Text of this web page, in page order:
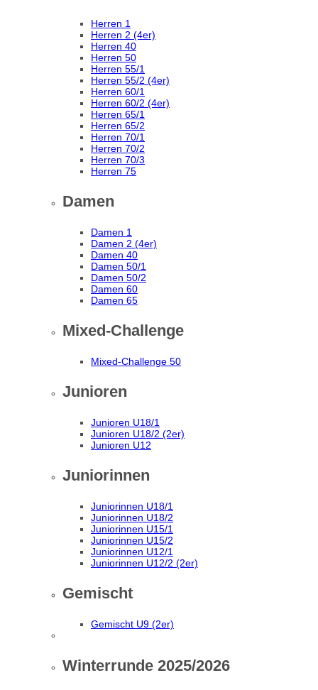
Herren 1
Herren 2 (4er)
Herren 40
Herren 50
Herren 55/1
Herren 55/2 (4er)
Herren 60/1
Herren 60/2 (4er)
Herren 65/1
Herren 65/2
Herren 70/1
Herren 70/2
Herren 70/3
Herren 75
Damen
Damen 1
Damen 2 (4er)
Damen 40
Damen 50/1
Damen 50/2
Damen 60
Damen 65
Mixed-Challenge
Mixed-Challenge 50
Junioren
Junioren U18/1
Junioren U18/2 (2er)
Junioren U12
Juniorinnen
Juniorinnen U18/1
Juniorinnen U18/2
Juniorinnen U15/1
Juniorinnen U15/2
Juniorinnen U12/1
Juniorinnen U12/2 (2er)
Gemischt
Gemischt U9 (2er)
Winterrunde 2025/2026